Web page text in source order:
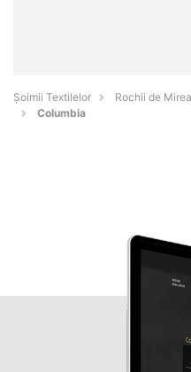
Șoimii Textilelor
Rochii de
Columbia